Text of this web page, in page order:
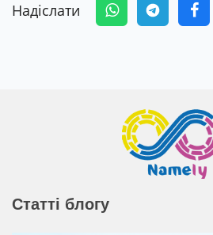
Надіслати
Статті блогу